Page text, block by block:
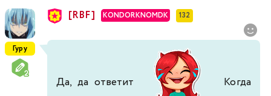
Гуру
[RBF] KONDORKNOMDK 132
Да, да ответит Когда